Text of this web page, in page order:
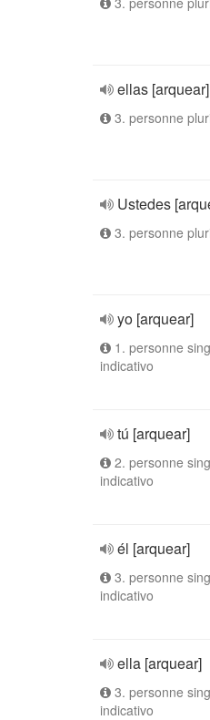
ellas [arquear]
3. personne
Ustedes
3. personne
yo [arquear]
1. personne
indicativo
tú [arquear]
2. personne
indicativo
él [arquear]
3. personne
indicativo
ella [arquear]
3. personne
indicativo